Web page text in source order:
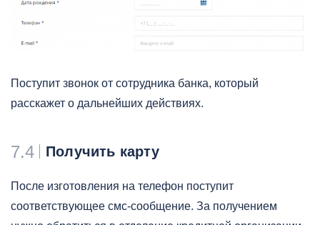
Поступит звонок от сотрудника банка, который
расскажет о дальнейших действиях.
7.4 Получить карту
После изготовления на телефон поступит
соответствующее смс-сообщение. За получением